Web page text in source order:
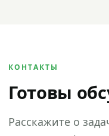
КОНТАКТЫ
Готовы
Расскажите о